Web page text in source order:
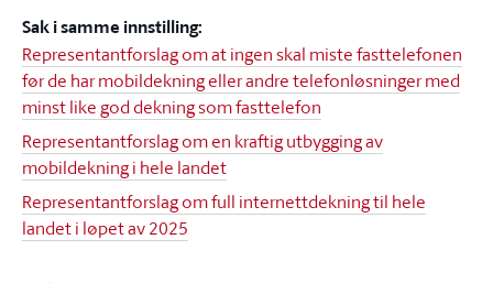
Sak i samme innstilling:
Representantforslag om at ingen skal miste fasttelefonen
før de har mobildekning eller andre telefonløsninger med
minst like god dekning som fasttelefon
Representantforslag om en kraftig utbygging av
mobildekning i hele landet
Representantforslag om full internettdekning til hele
landet i løpet av 2025